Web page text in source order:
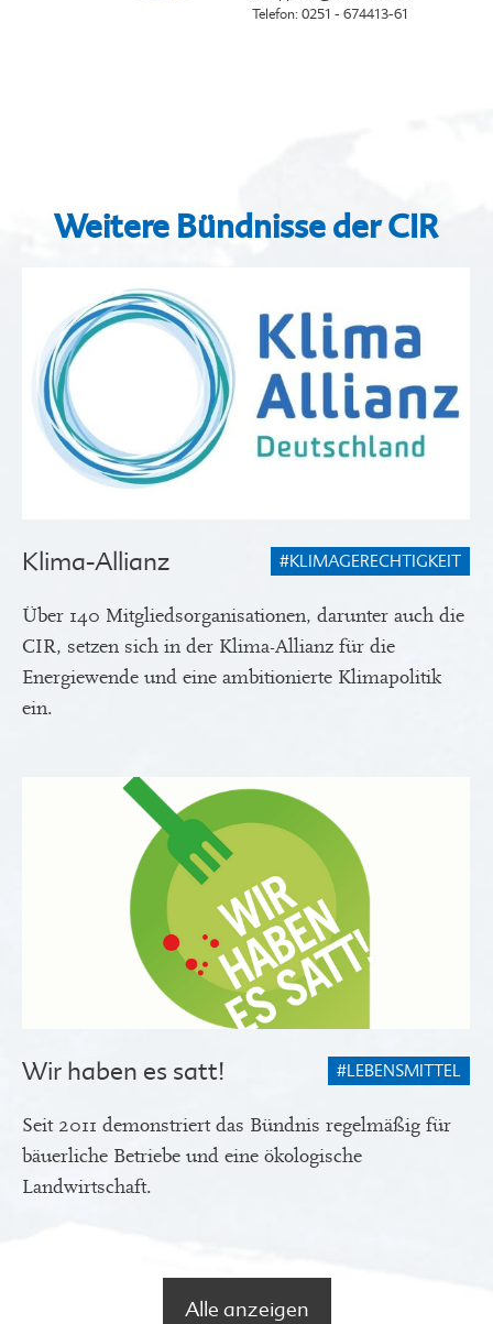
Telefon: 0251 - 674413-61
Weitere Bündnisse der CIR
#KLIMAGERECHTIGKEIT
Klima-Allianz
Über 140 Mitgliedsorganisationen, darunter auch die
CIR, setzen sich in der Klima-Allianz für die
Energiewende und eine ambitionierte Klimapolitik
ein.
#LEBENSMITTEL
Wir haben es satt!
Seit 2011 demonstriert das Bündnis regelmäßig für
bäuerliche Betriebe und eine ökologische
Landwirtschaft.
Alle anzeigen